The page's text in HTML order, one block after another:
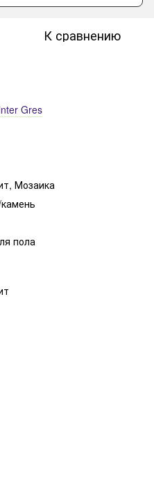
К сравнению
Gres
Мозаика
пола